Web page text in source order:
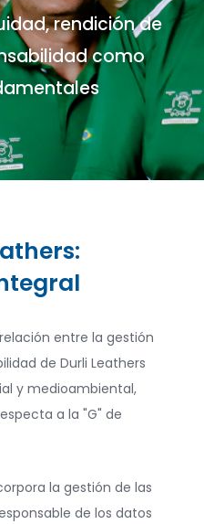
rendición de
como
entre la gestión
de Durli Leathers
y medioambiental,
a la "G" de
la gestión de las
de los datos